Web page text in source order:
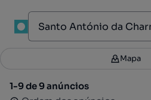
Filtros 2
1-9 de 9 anúncios
Mapa
1-9 de 9 anúncios